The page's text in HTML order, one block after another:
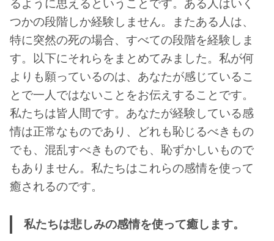
るように思えるということです。ある人はいく
つかの段階しか経験しません。またある人は、
特に突然の死の場合、すべての段階を経験しま
す。以下にそれらをまとめてみました。私が何
よりも願っているのは、あなたが感じているこ
とで一人ではないことをお伝えすることです。
私たちは皆人間です。あなたが経験している感
情は正常なものであり、どれも恥じるべきもの
でも、混乱すべきものでも、恥ずかしいもので
もありません。私たちはこれらの感情を使って
癒されるのです。
私たちは悲しみの感情を使って癒します。